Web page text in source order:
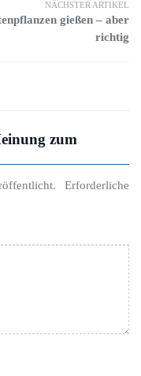
NÄCHSTER ARTIKEL
gießen – aber
richtig
zum
Erforderliche